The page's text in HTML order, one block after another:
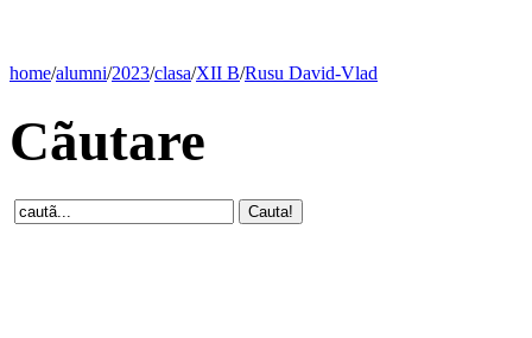
home/alumni/2023/clasa/XII B/Rusu David-Vlad
Cãutare